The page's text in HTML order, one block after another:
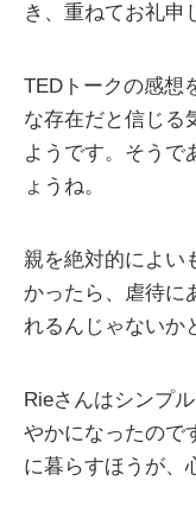
き、重ねてお礼申
TEDトークの感想
な存在だと信じる
ようです。そうで
ょうね。
親を絶対的によい
かったら、虐待に
れるんじゃないか
Rieさんはシンプ
やかになったので
に暮らすほうが、